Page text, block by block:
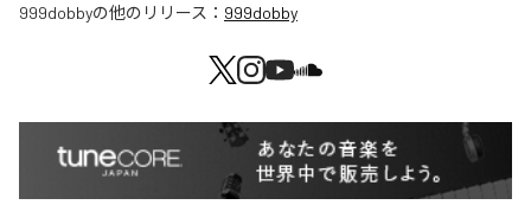
999dobbyの他のリリース： 999dobby